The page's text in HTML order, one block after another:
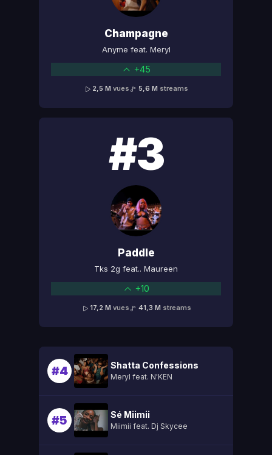
Champagne
Anyme feat. Meryl
+45
2,5 M vues 5,6 M streams
#3
Paddle
Tks 2g feat.. Maureen
+10
17,2 M vues 41,3 M streams
#4 Shatta Confessions
Meryl feat. N'KEN
#5 Sé Miimii
Miimii feat. Dj Skycee